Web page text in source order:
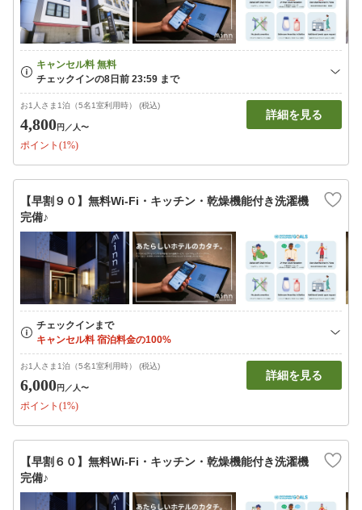
お1人さま1泊（5名1室利用時） (税込)
4,800円 ／人〜
ポイント(1%)
詳細を見る
【早割９０】無料Wi-Fi・キッチン・乾燥機能付き洗濯機
完備♪
お1人さま1泊（5名1室利用時） (税込)
6,000円 ／人〜
ポイント(1%)
詳細を見る
【早割６０】無料Wi-Fi・キッチン・乾燥機能付き洗濯機
完備♪